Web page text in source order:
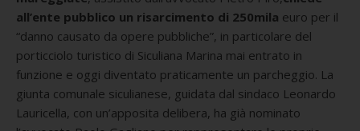
all’ente pubblico un risarcimento di 250mila euro per il
“danno causato da opere pubbliche”, in particolare del
porticciolo turistico di Siculiana Marina mai entrato in
funzione e oggi diventato praticamente un parcheggio. La
giunta comunale siculianese, guidata dal sindaco Leonardo
Lauricella, con un’apposita delibera, ha già nominato